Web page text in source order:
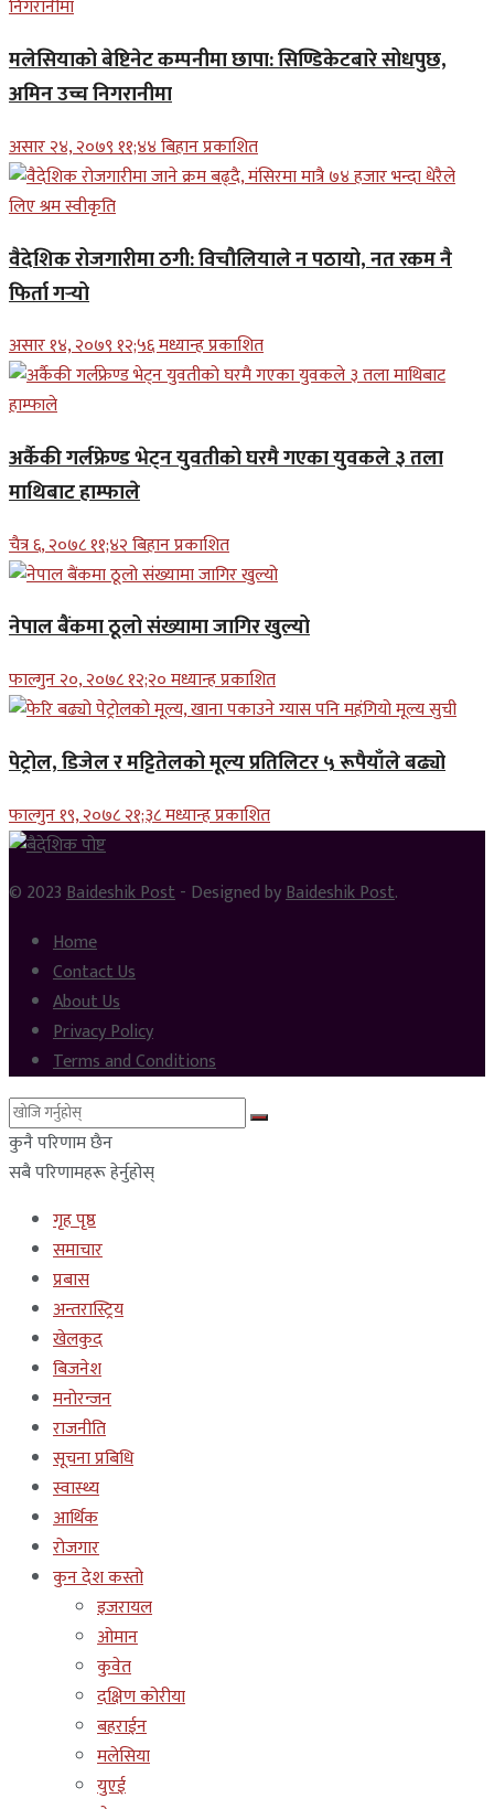
मलेसियाको बेष्टिनेट कम्पनीमा छापा: सिण्डिकेटबारे सोधपुछ,
अमिन उच्च निगरानीमा
असार २४, २०७९ ११;४४ बिहान प्रकाशित
वैदेशिक रोजगारीमा ठगी: विचौलियाले न पठायो, नत रकम नै
फिर्ता गर्‍यो
असार १४, २०७९ १२;५६ मध्यान्ह प्रकाशित
अर्कैकी गर्लफ्रेण्ड भेट्न युवतीको घरमै गएका युवकले ३ तला
माथिबाट हाम्फाले
चैत्र ६, २०७८ ११;४२ बिहान प्रकाशित
नेपाल बैंकमा ठूलो संख्यामा जागिर खुल्यो
फाल्गुन २०, २०७८ १२;२० मध्यान्ह प्रकाशित
पेट्रोल, डिजेल र मट्टितेलको मूल्य प्रतिलिटर ५ रूपैयाँले बढ्यो
फाल्गुन १९, २०७८ २१;३८ मध्यान्ह प्रकाशित
© 2023Baideshik Post- Designed byBaideshik Post.
Home
Contact Us
About Us
Privacy Policy
Terms and Conditions
कुनै परिणाम छैन
सबै परिणामहरू हेर्नुहोस्
गृह पृष्ठ
समाचार
प्रबास
अन्तरास्ट्रिय
खेलकुद
बिजनेश
मनोरन्जन
राजनीति
सूचना प्रबिधि
स्वास्थ्य
आर्थिक
रोजगार
कुन देश कस्तो
इजरायल
ओमान
कुवेत
दक्षिण कोरीया
बहराईन
मलेसिया
युएई